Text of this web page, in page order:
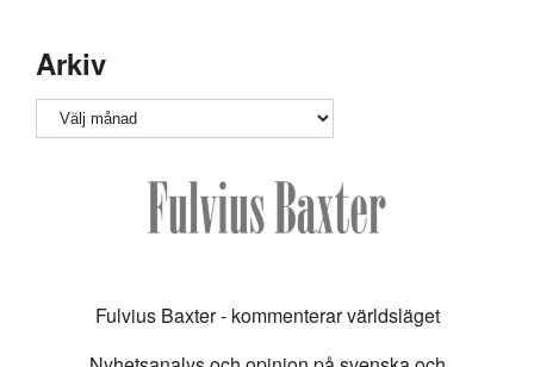
Arkiv
Arkiv
Fulvius Baxter - kommenterar världsläget